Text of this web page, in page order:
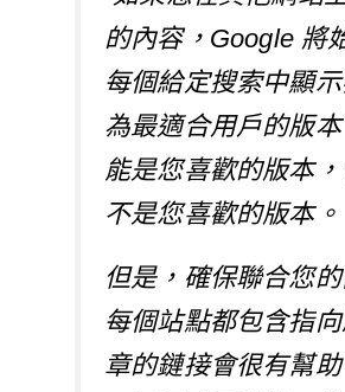
的內容，Google 將
每個給定搜索中顯
為最適合用戶的版
能是您喜歡的版本
不是您喜歡的版本。
但是，確保聯合您
每個站點都包含指
章的鏈接會很有幫